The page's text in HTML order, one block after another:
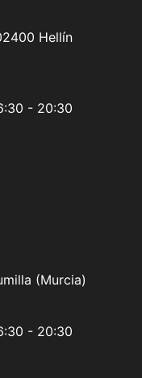
Hellín
- 20:30
(Murcia)
- 20:30